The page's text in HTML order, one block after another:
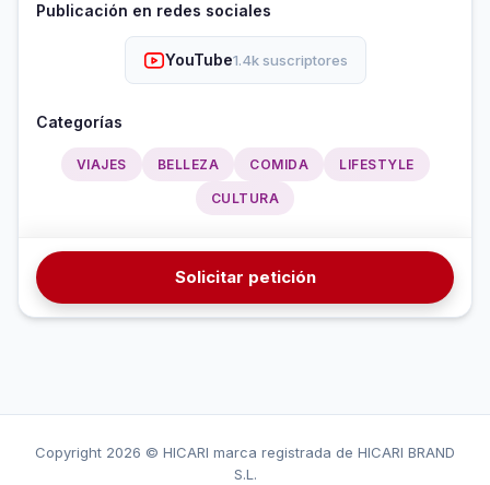
Publicación en redes sociales
YouTube1.4k suscriptores
Categorías
VIAJES BELLEZA COMIDA LIFESTYLE
CULTURA
Solicitar petición
Copyright 2026 © HICARI marca registrada de HICARI BRAND
S.L.